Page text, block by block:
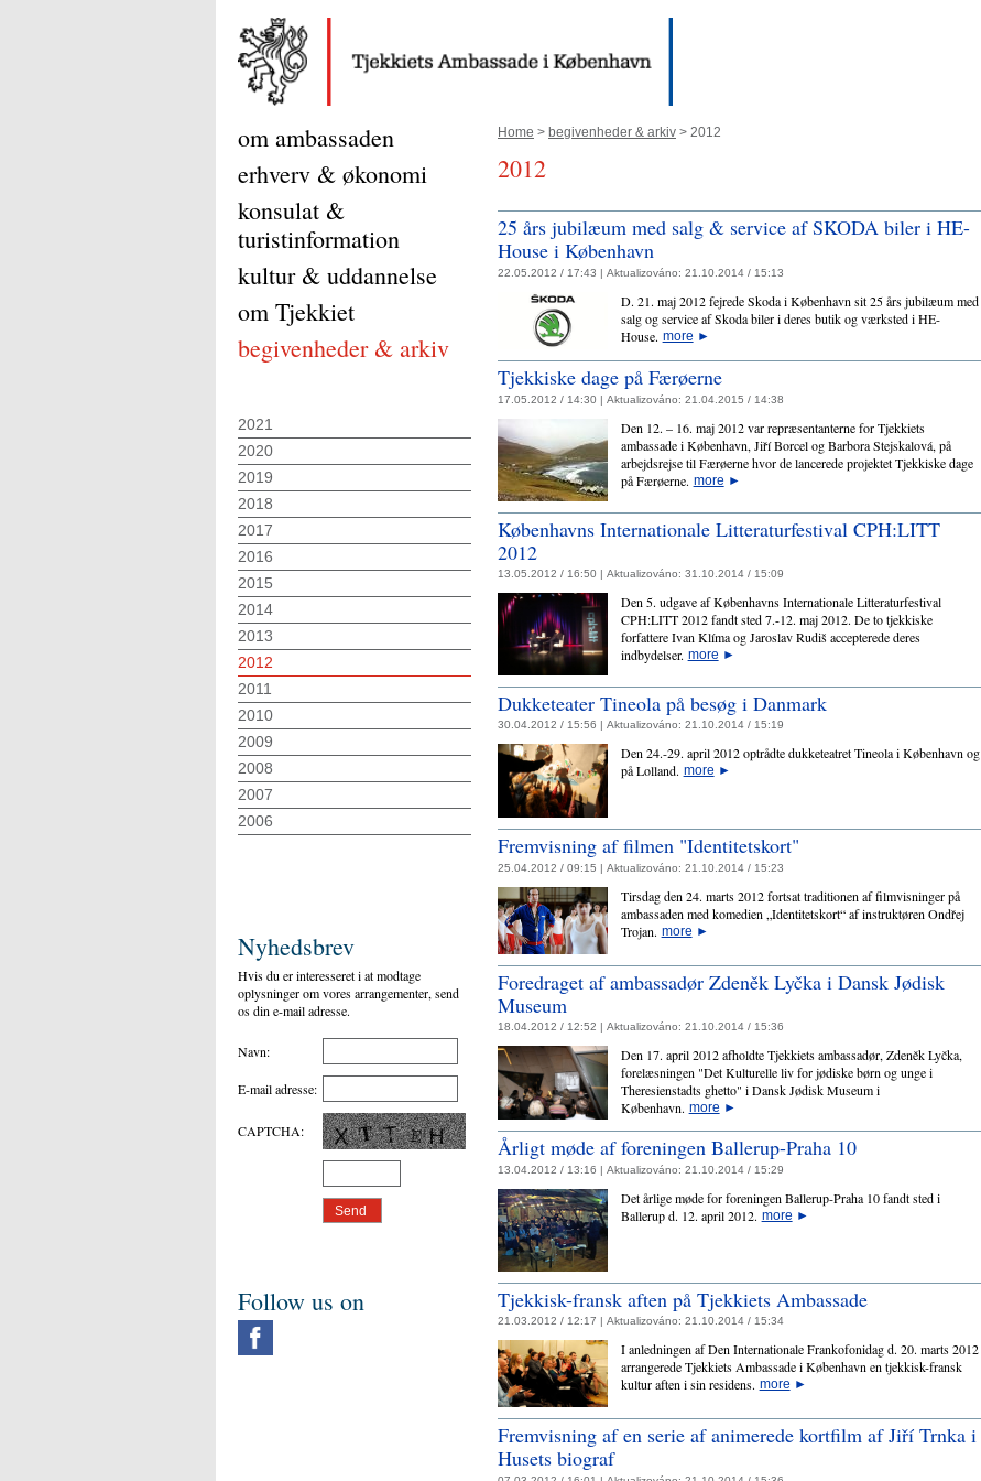
Home > begivenheder & arkiv > 2012
2012
25 års jubilæum med salg & service af SKODA biler i HE-
House i København
22.05.2012 / 17:43 | Aktualizováno: 21.10.2014 / 15:13
D. 21. maj 2012 fejrede Skoda i København sit 25 års jubilæum med
salg og service af Skoda biler i deres butik og værksted i HE-
House. more ►
Tjekkiske dage på Færøerne
17.05.2012 / 14:30 | Aktualizováno: 21.04.2015 / 14:38
Den 12. – 16. maj 2012 var repræsentanterne for Tjekkiets
ambassade i København, Jiří Borcel og Barbora Stejskalová, på
arbejdsrejse til Færøerne hvor de lancerede projektet Tjekkiske dage
på Færøerne. more ►
Københavns Internationale Litteraturfestival CPH:LITT
2012
13.05.2012 / 16:50 | Aktualizováno: 31.10.2014 / 15:09
Den 5. udgave af Københavns Internationale Litteraturfestival
CPH:LITT 2012 fandt sted 7.-12. maj 2012. De to tjekkiske
forfattere Ivan Klíma og Jaroslav Rudiš accepterede deres
indbydelser. more ►
Dukketeater Tineola på besøg i Danmark
30.04.2012 / 15:56 | Aktualizováno: 21.10.2014 / 15:19
Den 24.-29. april 2012 optrådte dukketeatret Tineola i København og
på Lolland. more ►
Fremvisning af filmen "Identitetskort"
25.04.2012 / 09:15 | Aktualizováno: 21.10.2014 / 15:23
Tirsdag den 24. marts 2012 fortsat traditionen af filmvisninger på
ambassaden med komedien „Identitetskort“ af instruktøren Ondřej
Trojan. more ►
Foredraget af ambassadør Zdeněk Lyčka i Dansk Jødisk
Museum
18.04.2012 / 12:52 | Aktualizováno: 21.10.2014 / 15:36
Den 17. april 2012 afholdte Tjekkiets ambassadør, Zdeněk Lyčka,
forelæsningen "Det Kulturelle liv for jødiske børn og unge i
Theresienstadts ghetto" i Dansk Jødisk Museum i
København. more ►
Årligt møde af foreningen Ballerup-Praha 10
13.04.2012 / 13:16 | Aktualizováno: 21.10.2014 / 15:29
Det årlige møde for foreningen Ballerup-Praha 10 fandt sted i
Ballerup d. 12. april 2012. more ►
Tjekkisk-fransk aften på Tjekkiets Ambassade
21.03.2012 / 12:17 | Aktualizováno: 21.10.2014 / 15:34
I anledningen af Den Internationale Frankofonidag d. 20. marts 2012
arrangerede Tjekkiets Ambassade i København en tjekkisk-fransk
kultur aften i sin residens. more ►
Fremvisning af en serie af animerede kortfilm af Jiří Trnka i
Husets biograf
om ambassaden
erhverv & økonomi
konsulat &
turistinformation
kultur & uddannelse
om Tjekkiet
begivenheder & arkiv
2021
2020
2019
2018
2017
2016
2015
2014
2013
2012
2011
2010
2009
2008
2007
2006
Nyhedsbrev
Hvis du er interesseret i at modtage
oplysninger om vores arrangementer, send
os din e-mail adresse.
Navn:
E-mail adresse:
CAPTCHA:
Follow us on